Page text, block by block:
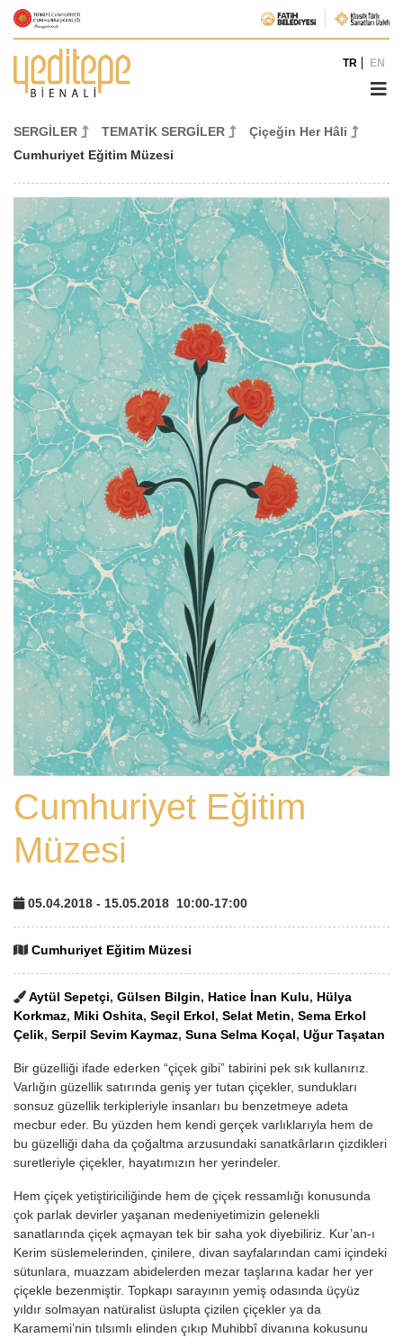
TR EN
SERGİLER TEMATİK SERGİLER
Çiçeğin Her Hâli
Cumhuriyet Eğitim Müzesi
Cumhuriyet Eğitim
Müzesi
05.04.2018 - 15.05.2018 10:00-17:00
Cumhuriyet Eğitim Müzesi
Aytül Sepetçi, Gülsen Bilgin, Hatice İnan Kulu, Hülya
Korkmaz, Miki Oshita, Seçil Erkol, Selat Metin, Sema Erkol
Çelik, Serpil Sevim Kaymaz, Suna Selma Koçal, Uğur Taşatan
Bir güzelliği ifade ederken “çiçek gibi” tabirini pek sık kullanırız.
Varlığın güzellik satırında geniş yer tutan çiçekler, sundukları
sonsuz güzellik terkipleriyle insanları bu benzetmeye adeta
mecbur eder. Bu yüzden hem kendi gerçek varlıklarıyla hem de
bu güzelliği daha da çoğaltma arzusundaki sanatkârların çizdikleri
suretleriyle çiçekler, hayatımızın her yerindeler.
Hem çiçek yetiştiriciliğinde hem de çiçek ressamlığı konusunda
çok parlak devirler yaşanan medeniyetimizin gelenekli
sanatlarında çiçek açmayan tek bir saha yok diyebiliriz. Kur’an-ı
Kerim süslemelerinden, çinilere, divan sayfalarından cami içindeki
sütunlara, muazzam abidelerden mezar taşlarına kadar her yer
çiçekle bezenmiştir. Topkapı sarayının yemiş odasında üçyüz
yıldır solmayan natüralist üslupta çizilen çiçekler ya da
Karamemi’nin tılsımlı elinden çıkıp Muhibbî divanına kokusunu